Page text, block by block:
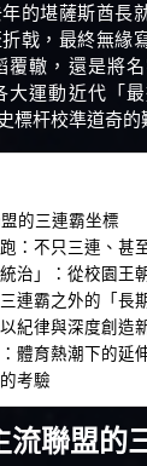
的堪薩斯酋長
戟，最終無緣
覆轍，還是將
大運動近代「
標杆校準道奇的
的三連霸坐標
：不只三連、甚
治」：從校園王
連霸之外的「長
紀律與深度創造
體育熱潮下的延
考驗
流聯盟的